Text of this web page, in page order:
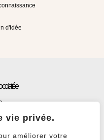
vie privée.
améliorer votre